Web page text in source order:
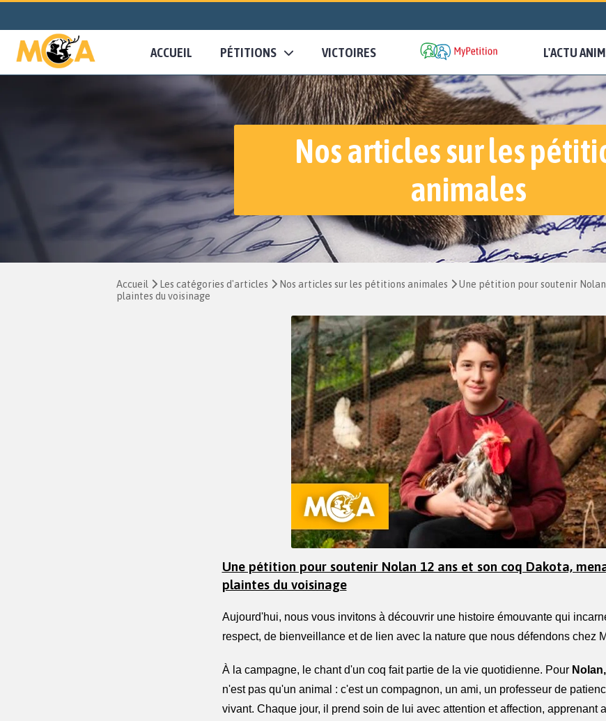
ACCUEIL PÉTITIONS VICTOIRES L'ACTU
Nos articles sur les
animales
Accueil Les catégories d'articles Nos articles sur les pétitions animales
Une pétition pour soutenir
plaintes du voisinage
Une pétition pour soutenir Nolan 12 ans et son coq Dakota,
plaintes du voisinage
Aujourd'hui, nous vous invitons à découvrir une histoire émouvante qui
respect, de bienveillance et de lien avec la nature que nous défendons chez
À la campagne, le chant d'un coq fait partie de la vie quotidienne. Pour
n'est pas qu'un animal : c'est un compagnon, un ami, un professeur de
vivant. Chaque jour, il prend soin de lui avec attention et affection, apprenant